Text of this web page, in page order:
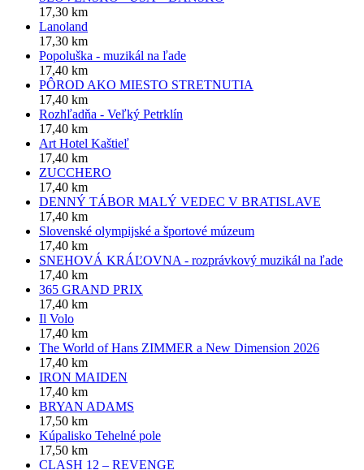
17,30 km
Lanoland
17,30 km
Popoluška - muzikál na ľade
17,40 km
PÔROD AKO MIESTO STRETNUTIA
17,40 km
Rozhľadňa - Veľký Petrklín
17,40 km
Art Hotel Kaštieľ
17,40 km
ZUCCHERO
17,40 km
DENNÝ TÁBOR MALÝ VEDEC V BRATISLAVE
17,40 km
Slovenské olympijské a športové múzeum
17,40 km
SNEHOVÁ KRÁĽOVNA - rozprávkový muzikál na ľade
17,40 km
365 GRAND PRIX
17,40 km
Il Volo
17,40 km
The World of Hans ZIMMER a New Dimension 2026
17,40 km
IRON MAIDEN
17,40 km
BRYAN ADAMS
17,50 km
Kúpalisko Tehelné pole
17,50 km
CLASH 12 – REVENGE